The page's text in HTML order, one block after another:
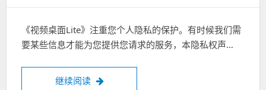
《视频桌面Lite》注重您个人隐私的保护。有时候我们需
要某些信息才能为您提供您请求的服务，本隐私权声…
继续阅读 《视频桌面Lite》隐私申明“Video Desktop